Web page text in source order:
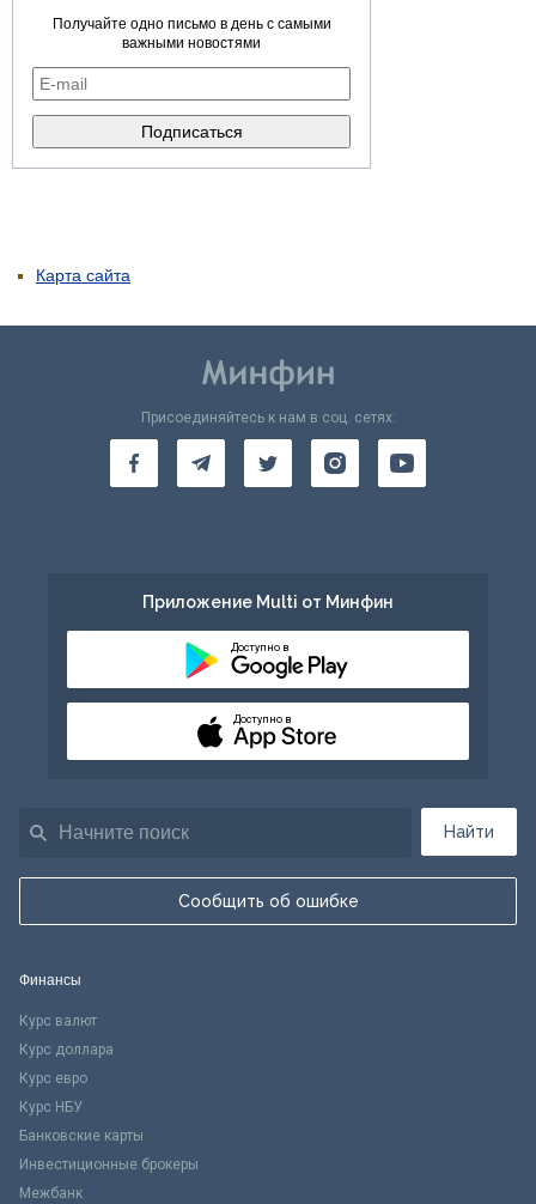
Получайте одно письмо в день с самыми
важными новостями
Карта сайта
Найти
Сообщить об ошибке
Присоединяйтесь к нам в соц. сетях:
Приложение Multi от Минфин
Доступно в
Доступно в
Финансы
Курс валют
Курс доллара
Курс евро
Курс НБУ
Банковские карты
Инвестиционные брокеры
Межбанк